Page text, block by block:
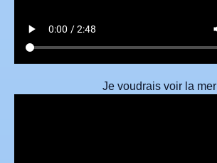
Je voudrais voir la mer